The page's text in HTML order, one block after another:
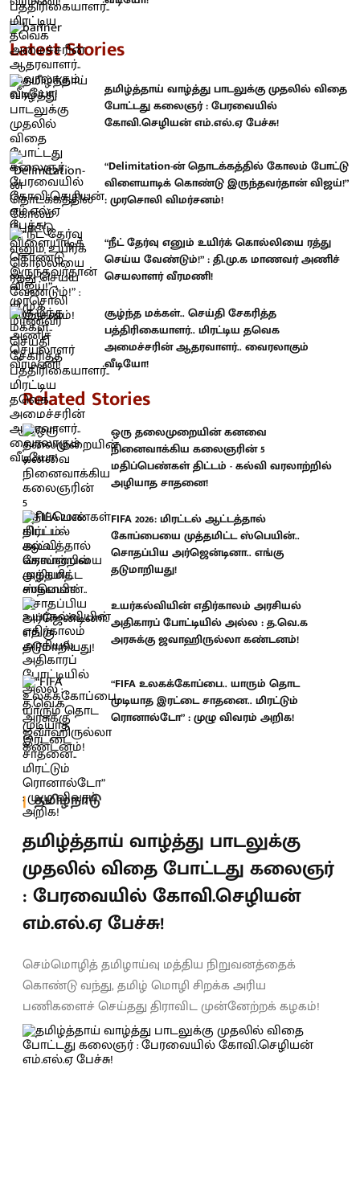
Latest Stories
தமிழ்த்தாய் வாழ்த்து பாடலுக்கு முதலில் விதை
போட்டது கலைஞர் : பேரவையில்
கோவி.செழியன் எம்.எல்.ஏ பேச்சு!
“Delimitation-ன் தொடக்கத்தில் கோலம் போட்டு
விளையாடிக் கொண்டு இருந்தவர்தான் விஜய்!”
: முரசொலி விமர்சனம்!
“நீட் தேர்வு எனும் உயிர்க் கொல்லியை ரத்து
செய்ய வேண்டும்!” : தி.மு.க மாணவர் அணிச்
செயலாளர் வீரமணி!
சூழ்ந்த மக்கள்.. செய்தி சேகரித்த
பத்திரிகையாளர்.. மிரட்டிய தவெக
அமைச்சரின் ஆதரவாளர்.. வைரலாகும்
வீடியோ!
Related Stories
ஒரு தலைமுறையின் கனவை
நினைவாக்கிய கலைஞரின் 5
மதிப்பெண்கள் திட்டம் - கல்வி வரலாற்றில்
அழியாத சாதனை!
FIFA 2026: மிரட்டல் ஆட்டத்தால்
கோப்பையை முத்தமிட்ட ஸ்பெயின்..
சொதப்பிய அர்ஜென்டினா.. எங்கு
தடுமாறியது!
உயர்கல்வியின் எதிர்காலம் அரசியல்
அதிகாரப் போட்டியில் அல்ல : த.வெ.க
அரசுக்கு ஜவாஹிருல்லா கண்டனம்!
“FIFA உலகக்கோப்பை.. யாரும் தொட
முடியாத இரட்டை சாதனை.. மிரட்டும்
ரொனால்டோ” : முழு விவரம் அறிக!
தமிழ்நாடு
தமிழ்த்தாய் வாழ்த்து பாடலுக்கு
முதலில் விதை போட்டது கலைஞர்
: பேரவையில் கோவி.செழியன்
எம்.எல்.ஏ பேச்சு!
செம்மொழித் தமிழாய்வு மத்திய நிறுவனத்தைக்
கொண்டு வந்து, தமிழ் மொழி சிறக்க அரிய
பணிகளைச் செய்தது திராவிட முன்னேற்றக் கழகம்!